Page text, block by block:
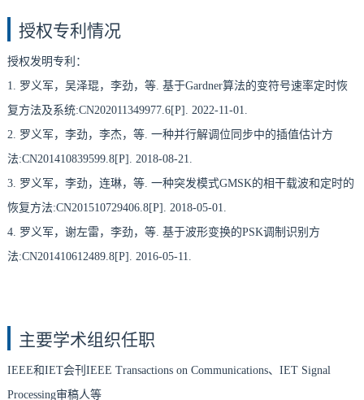
授权专利情况
授权发明专利：
1. 罗义军，吴泽琨，李劲，等. 基于Gardner算法的变符号速率定时恢
复方法及系统:CN202011349977.6[P]. 2022-11-01.
2. 罗义军，李劲，李杰，等. 一种并行解调位同步中的插值估计方
法:CN201410839599.8[P]. 2018-08-21.
3. 罗义军，李劲，连琳，等. 一种突发模式GMSK的相干载波和定时的
恢复方法:CN201510729406.8[P]. 2018-05-01.
4. 罗义军，谢左雷，李劲，等. 基于波形变换的PSK调制识别方
法:CN201410612489.8[P]. 2016-05-11.
主要学术组织任职
IEEE和IET会刊IEEE Transactions on Communications、IET Signal
Processing审稿人等